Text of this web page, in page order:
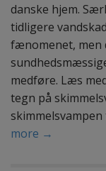
danske hjem.
tidligere
fænomenet, men
medføre. Læs
tegn på
more →